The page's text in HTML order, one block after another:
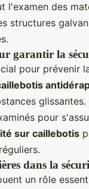
l'examen des
structures
garantir la
pour prévenir
glissantes.
pour
sur caillebotis
dans la
un rôle